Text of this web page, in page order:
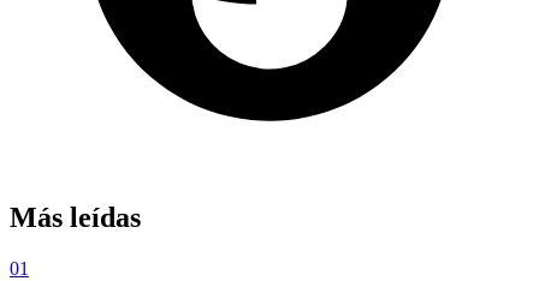
Más leídas
01